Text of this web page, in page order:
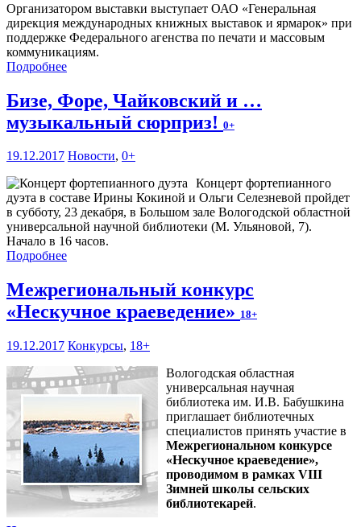
Организатором выставки выступает ОАО «Генеральная
дирекция международных книжных выставок и ярмарок» при
поддержке Федерального агенства по печати и массовым
коммуникациям.
Подробнее
Бизе, Форе, Чайковский и …
музыкальный сюрприз! 0+
19.12.2017 Новости, 0+
Концерт фортепианного
дуэта в составе Ирины Кокиной и Ольги Селезневой пройдет
в субботу, 23 декабря, в Большом зале Вологодской областной
универсальной научной библиотеки (М. Ульяновой, 7).
Начало в 16 часов.
Подробнее
Межрегиональный конкурс
«Нескучное краеведение» 18+
19.12.2017 Конкурсы, 18+
Вологодская областная
универсальная научная
библиотека им. И.В. Бабушкина
приглашает библиотечных
специалистов принять участие в
Межрегиональном конкурсе
«Нескучное краеведение»,
проводимом в рамках VIII
Зимней школы сельских
библиотекарей.